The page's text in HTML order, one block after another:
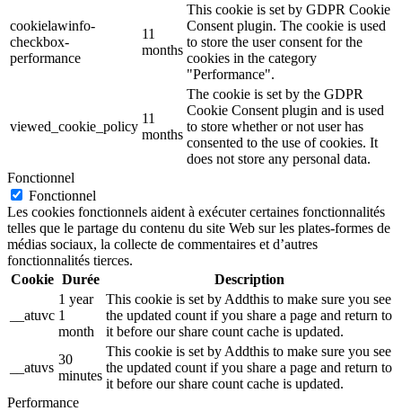
cookielawinfo-
checkbox-
performance
11
months
This cookie is set by GDPR Cookie
Consent plugin. The cookie is used
to store the user consent for the
cookies in the category
"Performance".
viewed_cookie_policy
11
months
The cookie is set by the GDPR
Cookie Consent plugin and is used
to store whether or not user has
consented to the use of cookies. It
does not store any personal data.
Fonctionnel
Fonctionnel
Les cookies fonctionnels aident à exécuter certaines fonctionnalités
telles que le partage du contenu du site Web sur les plates-formes de
médias sociaux, la collecte de commentaires et d’autres
fonctionnalités tierces.
Cookie Durée Description
__atuvc
1 year
1
month
This cookie is set by Addthis to make sure you see
the updated count if you share a page and return to
it before our share count cache is updated.
__atuvs
30
minutes
This cookie is set by Addthis to make sure you see
the updated count if you share a page and return to
it before our share count cache is updated.
Performance